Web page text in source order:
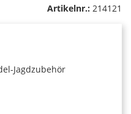
Artikelnr.: 214121
Jagdzubehör